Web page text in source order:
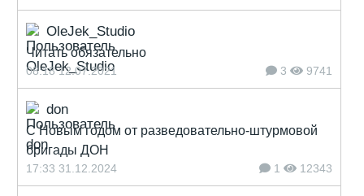
OleJek_Studio
Читать обязательно
08:18 12.07.2021 3 9741
don
С Новым годом от разведовательно-штурмовой
бригады ДОН
17:33 31.12.2024 1 12343